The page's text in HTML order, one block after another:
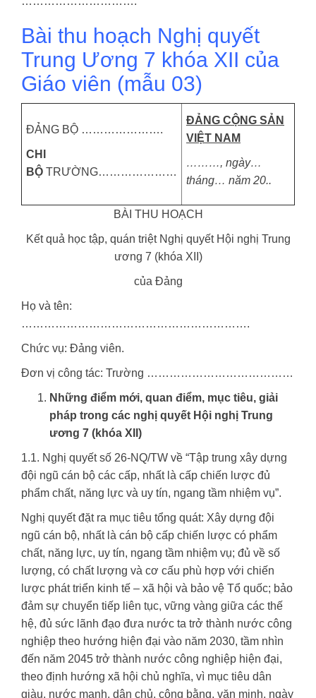
Bài thu hoạch Nghị quyết
Trung Ương 7 khóa XII của
Giáo viên (mẫu 03)
ĐẢNG BỘ ………………….
CHI
BỘ TRƯỜNG…………………
ĐẢNG CỘNG SẢN
VIỆT NAM
………, ngày…
tháng… năm 20..
BÀI THU HOẠCH
Kết quả học tập, quán triệt Nghị quyết Hội nghị Trung
ương 7 (khóa XII)
của Đảng
Họ và tên:
…………………………………………………….
Chức vụ: Đảng viên.
Đơn vị công tác: Trường …………………………………
Những điểm mới, quan điểm, mục tiêu, giải
pháp trong các nghị quyết Hội nghị Trung
ương 7 (khóa XII)
1.1. Nghị quyết số 26-NQ/TW về “Tập trung xây dựng
đội ngũ cán bộ các cấp, nhất là cấp chiến lược đủ
phẩm chất, năng lực và uy tín, ngang tầm nhiệm vụ”.
Nghị quyết đặt ra mục tiêu tổng quát: Xây dựng đội
ngũ cán bộ, nhất là cán bộ cấp chiến lược có phẩm
chất, năng lực, uy tín, ngang tầm nhiệm vụ; đủ về số
lượng, có chất lượng và cơ cấu phù hợp với chiến
lược phát triển kinh tế – xã hội và bảo vệ Tổ quốc; bảo
đảm sự chuyển tiếp liên tục, vững vàng giữa các thế
hệ, đủ sức lãnh đạo đưa nước ta trở thành nước công
nghiệp theo hướng hiện đại vào năm 2030, tầm nhìn
đến năm 2045 trở thành nước công nghiệp hiện đại,
theo định hướng xã hội chủ nghĩa, vì mục tiêu dân
giàu, nước mạnh, dân chủ, công bằng, văn minh, ngày